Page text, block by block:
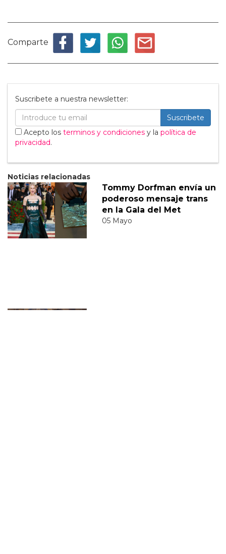
Comparte
Suscribete a nuestra newsletter:
Suscribete
Acepto los terminos y condiciones y la política de
privacidad.
Noticias relacionadas
Tommy Dorfman envía un
poderoso mensaje trans
en la Gala del Met
05 Mayo